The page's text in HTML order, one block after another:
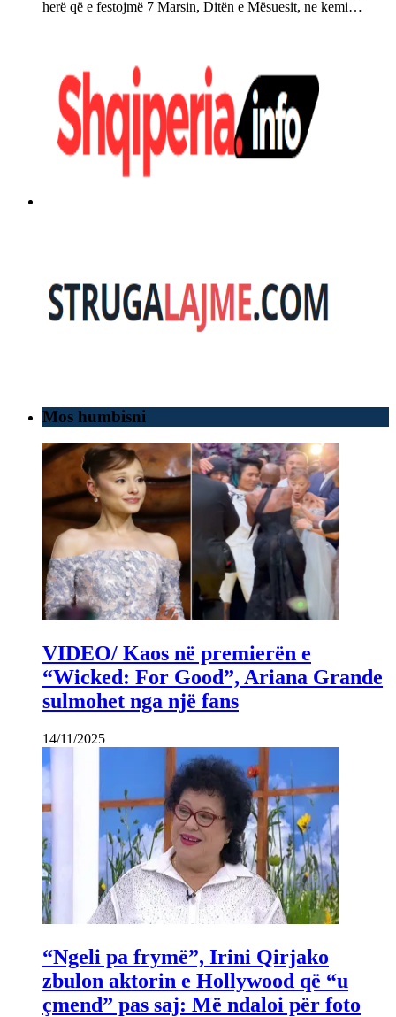
herë që e festojmë 7 Marsin, Ditën e Mësuesit, ne kemi…
Mos humbisni
VIDEO/ Kaos në premierën e
“Wicked: For Good”, Ariana Grande
sulmohet nga një fans
14/11/2025
“Ngeli pa frymë”, Irini Qirjako
zbulon aktorin e Hollywood që “u
çmend” pas saj: Më ndaloi për foto